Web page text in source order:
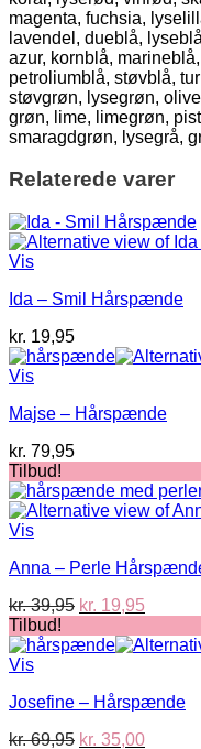
magenta, fuchsia,
lavendel, dueblå,
azur, kornblå,
petroliumblå, støvblå,
støvgrøn, lysegrøn,
grøn, lime, limegrøn,
smaragdgrøn, lysegrå,
Relaterede varer
Vis
Ida – Smil Hårspænde
kr. 19,95
Vis
Majse – Hårspænde
kr. 79,95
Tilbud!
Vis
Anna – Perle
kr.39,95 Den
pris
kr. 19,95
pris
Tilbud!
Vis
Josefine – Hårspænde
kr.69,95 Den
kr. 35,00Den